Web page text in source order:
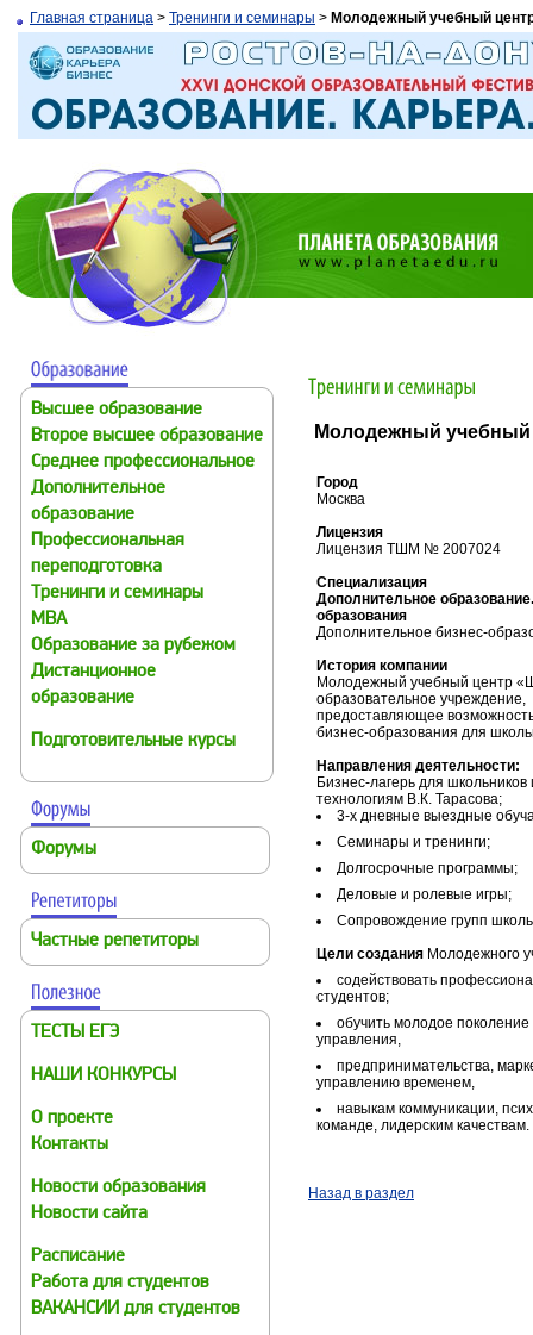
Главная страница > Тренинги и семинары > Молодежный учебный
Высшее образование
Второе высшее образование
Среднее профессиональное
Дополнительное
образование
Профессиональная
переподготовка
Тренинги и семинары
MBA
Образование за рубежом
Дистанционное
образование
Подготовительные курсы
Форумы
Частные репетиторы
ТЕСТЫ ЕГЭ
НАШИ КОНКУРСЫ
О проекте
Контакты
Новости образования
Новости сайта
Расписание
Работа для студентов
ВАКАНСИИ для студентов
Молодежный учебный
Город
Москва
Лицензия
Лицензия ТШМ № 2007024
Специализация
Дополнительное
образования
Дополнительное бизнес-
История компании
Молодежный учебный центр
образовательное учреждение,
предоставляющее
бизнес-образования для
Направления деятельности:
Бизнес-лагерь для школьников
технологиям В.К. Тарасова;
3-х дневные выездные
Семинары и тренинги;
Долгосрочные программы;
Деловые и ролевые игры;
Сопровождение групп
Цели создания Молодежного
содействовать
студентов;
обучить молодое
управления,
предпринимательства,
управлению временем,
навыкам коммуникации,
команде, лидерским качествам.
Назад в раздел